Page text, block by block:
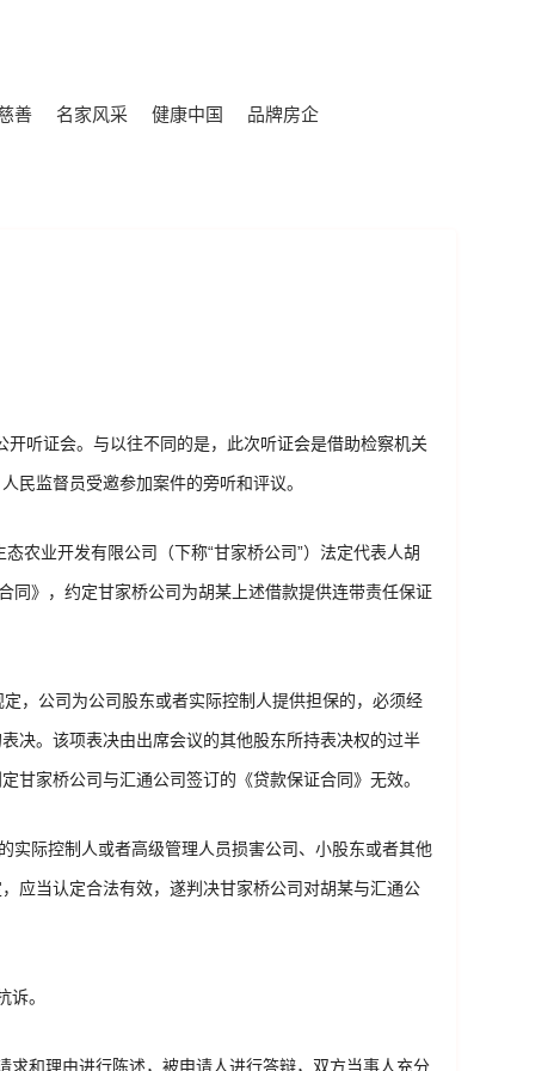
善 名家风采 健康中国 品牌房企
听证会。与以往不同的是，此次听证会是借助检察机关
民监督员受邀参加案件的旁听和评议。
农业开发有限公司（下称“甘家桥公司”）法定代表人胡
同》，约定甘家桥公司为胡某上述借款提供连带责任保证
，公司为公司股东或者实际控制人提供担保的，必须经
决。该项表决由出席会议的其他股东所持表决权的过半
家桥公司与汇通公司签订的《贷款保证合同》无效。
实际控制人或者高级管理人员损害公司、小股东或者其他
应当认定合法有效，遂判决甘家桥公司对胡某与汇通公
。
和理由进行陈述，被申请人进行答辩，双方当事人充分